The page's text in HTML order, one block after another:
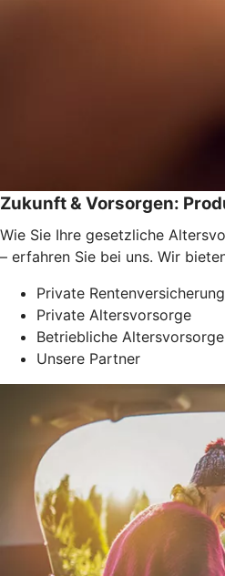
Zukunft & Vorsorgen:
Wie Sie Ihre gesetzliche
– erfahren Sie bei uns. Wir
Private Rentenversicherung
Private Altersvorsorge
Betriebliche Altersvorsorge
Unsere Partner